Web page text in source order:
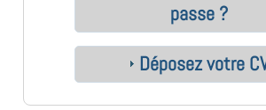
passe ?
Déposez votre